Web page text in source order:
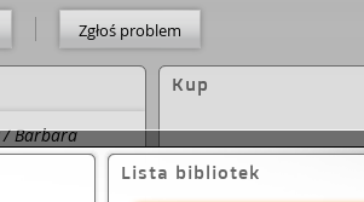
Zgłoś problem
/ Barbara
: Legimi, 2022.
Kup
Lista bibliotek